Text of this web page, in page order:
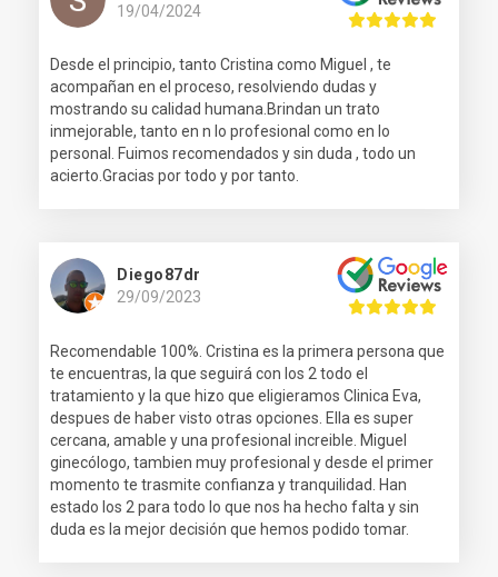
19/04/2024
Desde el principio, tanto Cristina como Miguel , te
acompañan en el proceso, resolviendo dudas y
mostrando su calidad humana.Brindan un trato
inmejorable, tanto en n lo profesional como en lo
personal. Fuimos recomendados y sin duda , todo un
acierto.Gracias por todo y por tanto.
Diego87dr
29/09/2023
Recomendable 100%. Cristina es la primera persona que
te encuentras, la que seguirá con los 2 todo el
tratamiento y la que hizo que eligieramos Clinica Eva,
despues de haber visto otras opciones. Ella es super
cercana, amable y una profesional increible. Miguel
ginecólogo, tambien muy profesional y desde el primer
momento te trasmite confianza y tranquilidad. Han
estado los 2 para todo lo que nos ha hecho falta y sin
duda es la mejor decisión que hemos podido tomar.